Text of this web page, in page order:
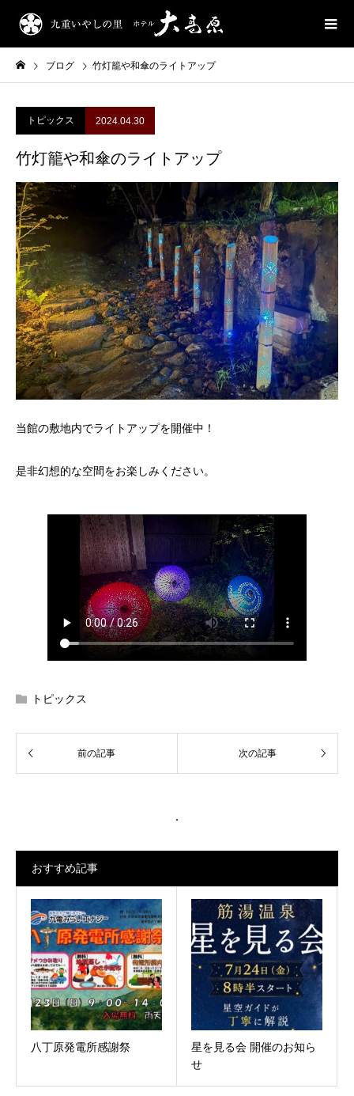
ブログ 竹灯籠や和傘のライトアップ
トピックス 2024.04.30
竹灯籠や和傘のライトアップ
当館の敷地内でライトアップを開催中！
是非幻想的な空間をお楽しみください。
トピックス
.
おすすめ記事
八丁原発電所感謝祭
星を見る会 開催のお知ら
せ